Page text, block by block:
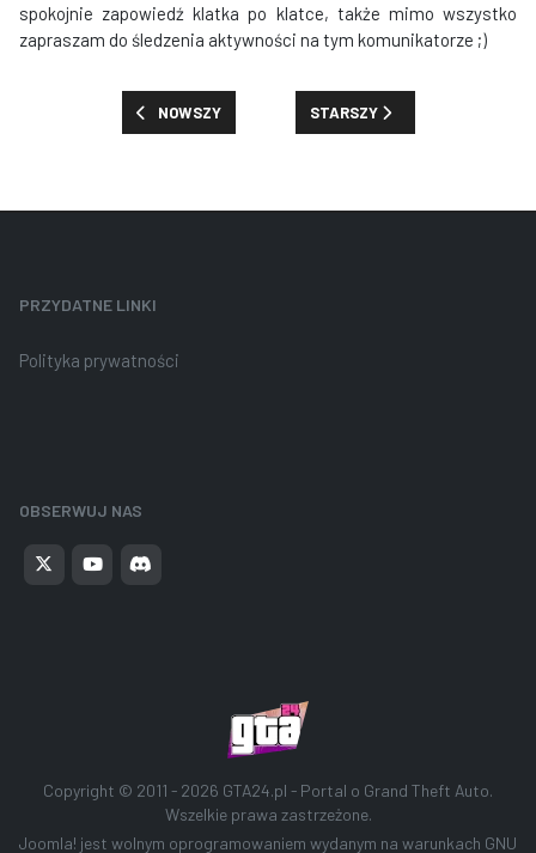
spokojnie zapowiedź klatka po klatce, także mimo wszystko
zapraszam do śledzenia aktywności na tym komunikatorze ;)
POPRZEDNIA STRONA: CO JUŻ WIEMY O GTA 6 NA
NOWSZY NASTĘPNA STRONA: JUŻ 5-
STARSZY
PRZYDATNE LINKI
Polityka prywatności
OBSERWUJ NAS
Copyright © 2011 - 2026 GTA24.pl - Portal o Grand Theft Auto.
Wszelkie prawa zastrzeżone.
Joomla! jest wolnym oprogramowaniem wydanym na warunkach GNU